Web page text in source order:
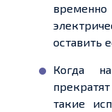
оставить
Когда
такие